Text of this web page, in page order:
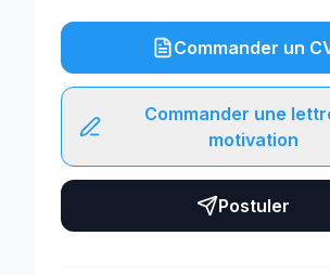
Commander un
Commander une
motivation
Postuler